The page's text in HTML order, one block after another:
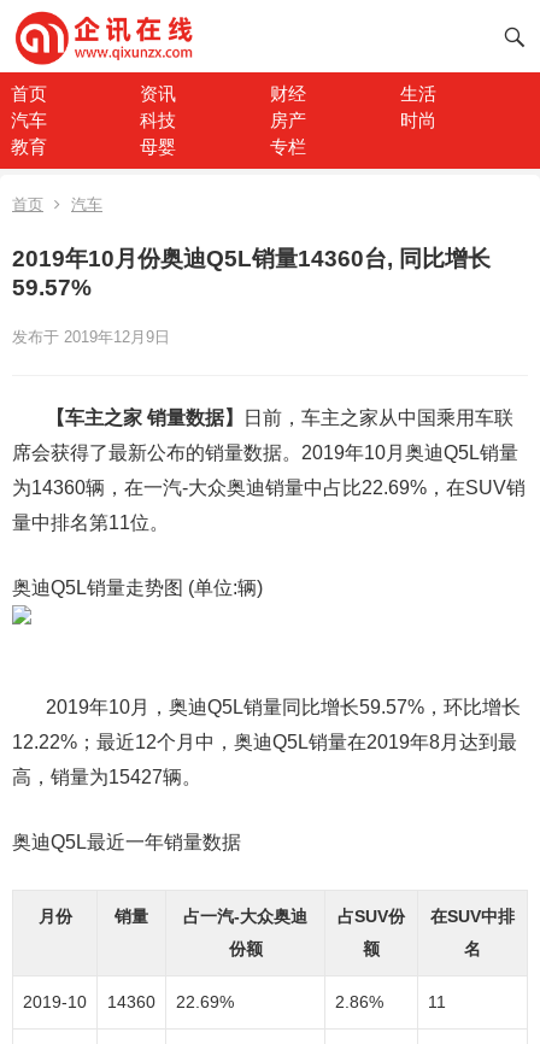
首页 资讯 财经
生活
汽车
科技 房产
时尚
教育
母婴 专栏
首页 汽车
2019年10月份奥迪Q5L销量14360台, 同比增长
59.57%
发布于 2019年12月9日
【车主之家 销量数据】
日前，车主之家从中国乘用车联
席会获得了最新公布的销量数据。2019年10月奥迪Q5L销量
为14360辆，在一汽-大众奥迪销量中占比22.69%，在SUV销
量中排名第11位。
奥迪Q5L销量走势图 (单位:辆)
2019年10月， 奥迪Q5L销量同比增长59.57%，环比增长
12.22%；最近12个月中， 奥迪Q5L销量在2019年8月达到最
高，销量为15427辆。
奥迪Q5L最近一年销量数据
月份 销量
占一汽-大众奥迪
份额
占SUV份
额
在SUV中排
名
2019-10 14360 22.69% 2.86% 11